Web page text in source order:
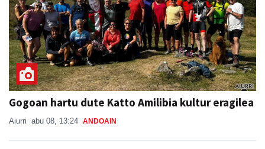
Gogoan hartu dute Katto Amilibia kultur eragilea
Aiurri abu 08, 13:24 ANDOAIN